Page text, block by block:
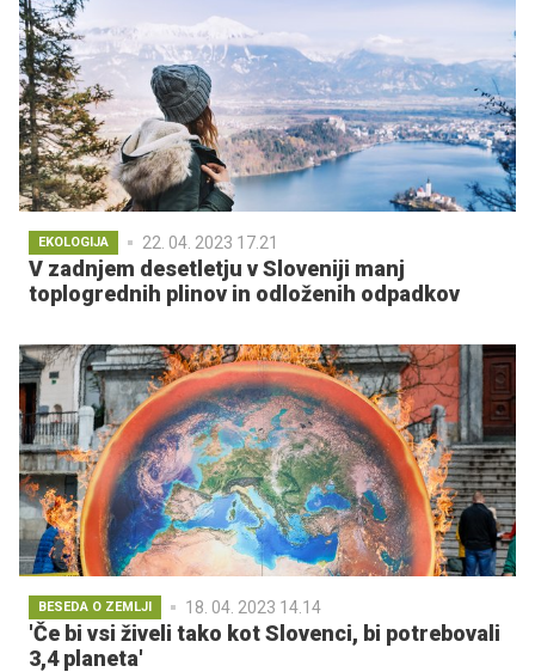
EKOLOGIJA 22. 04. 2023 17.21
V zadnjem desetletju v Sloveniji manj
toplogrednih plinov in odloženih odpadkov
BESEDA O ZEMLJI 18. 04. 2023 14.14
'Če bi vsi živeli tako kot Slovenci, bi potrebovali
3,4 planeta'